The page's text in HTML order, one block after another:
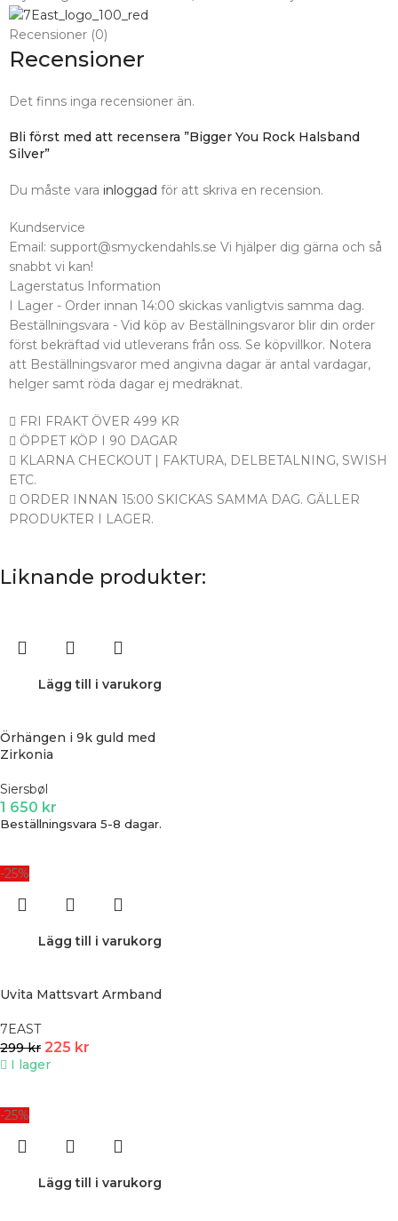
Recensioner (0)
Recensioner
Det finns inga recensioner än.
Bli först med att recensera ”Bigger You Rock Halsband
Silver”
Du måste vara inloggad för att skriva en recension.
Kundservice
Email: support@smyckendahls.se Vi hjälper dig gärna och så
snabbt vi kan!
Lagerstatus Information
I Lager - Order innan 14:00 skickas vanligtvis samma dag.
Beställningsvara - Vid köp av Beställningsvaror blir din order
först bekräftad vid utleverans från oss. Se köpvillkor. Notera
att Beställningsvaror med angivna dagar är antal vardagar,
helger samt röda dagar ej medräknat.
FRI FRAKT ÖVER 499 KR
ÖPPET KÖP I 90 DAGAR
KLARNA CHECKOUT | FAKTURA, DELBETALNING, SWISH
ETC.
ORDER INNAN 15:00 SKICKAS SAMMA DAG. GÄLLER
PRODUKTER I LAGER.
Liknande produkter:
Lägg till i varukorg
Örhängen i 9k guld med
Zirkonia
Siersbøl
1 650 kr
Beställningsvara 5-8 dagar.
-25%
Lägg till i varukorg
Uvita Mattsvart Armband
7EAST
299kr 225 kr
I lager
-25%
Lägg till i varukorg